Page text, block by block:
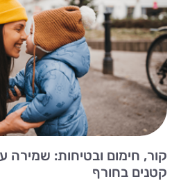
קור, חימום ובטיחות: שמירה
קטנים בחורף